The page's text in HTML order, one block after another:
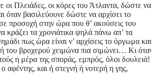
οι Πλειάδες, οι κόρες του Άτλαντα, δώστε να
όταν βασιλεύουνε δώστε να αρχίσει το
προσοχή στην ώρα που θ’ ακούσεις του
κράζει τα χρονιάτικα ψηλά πάνω απ’ τα
πως ώρα είναι ν’ αρχίσεις το όργωμα και
του βροχερού χειμώνα πια σιμώνει… Κι όταν
η μέρα της σποράς, εμπρός, όλοι δουλειά!
αφέντης, και ή στεγνή ή νοτερή η γης,